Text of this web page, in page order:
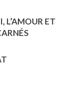
L’AMOUR ET